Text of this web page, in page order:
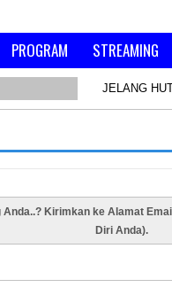
PROGRAM STREAMING
JELANG
Kirimkan ke Alamat
Diri Anda).